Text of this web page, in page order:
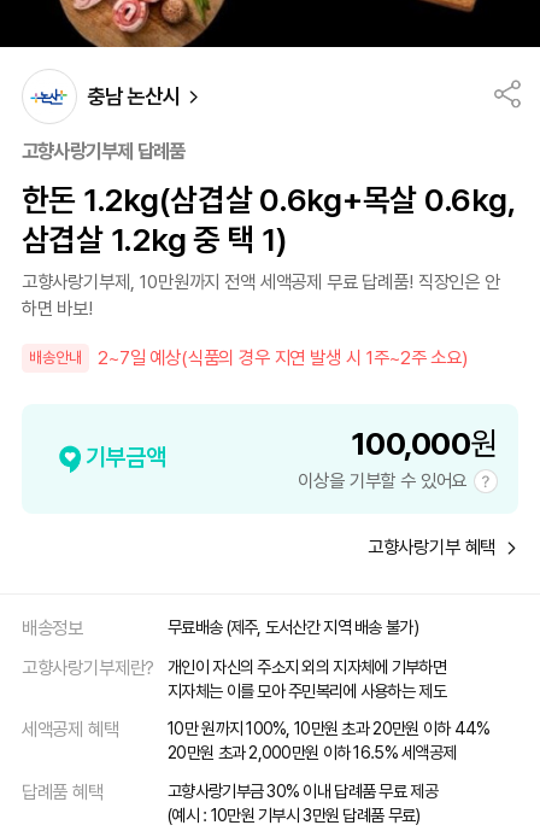
충남 논산시
고향사랑기부제 답례품
한돈 1.2kg(삼겹살 0.6kg+목살 0.6kg,
삼겹살 1.2kg 중 택 1)
고향사랑기부제, 10만원까지 전액 세액공제 무료 답례품! 직장인은 안
하면 바보!
배송안내 2~7일 예상(식품의 경우 지연 발생 시 1주~2주 소요)
기부금액 100,000원
이상을 기부할 수 있어요
고향사랑기부 혜택
배송정보 무료배송(제주, 도서산간 지역 배송 불가)
고향사랑기부제란?
개인이 자신의 주소지 외의 지자체에 기부하면
지자체는 이를 모아 주민복리에 사용하는 제도
세액공제 혜택
10만 원까지 100%, 10만원 초과 20만원 이하 44%
20만원 초과 2,000만원 이하 16.5% 세액공제
답례품 혜택
고향사랑기부금 30% 이내 답례품 무료 제공
(예시 : 10만원 기부시 3만원 답례품 무료)